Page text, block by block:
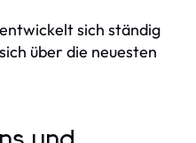
sich ständig
über die neuesten